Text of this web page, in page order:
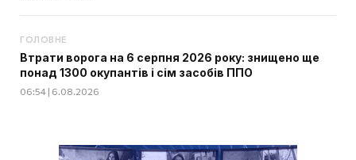
ГОЛОВНЕ
Втрати ворога на 6 серпня 2026 року: знищено ще
понад 1300 окупантів і сім засобів ППО
06:54 | 6.08.2026